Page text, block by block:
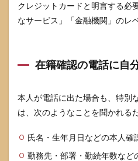
クレジットカードと明言する必
なサービス」「金融機関」のレ
在籍確認の電話に自
本人が電話に出た場合も、特別
は、次のようなことを聞かれる
氏名・生年月日などの本人確
勤務先・部署・勤続年数など